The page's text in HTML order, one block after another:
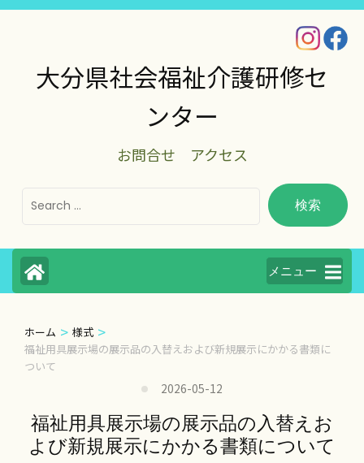
コ
(Enter
を
大分県社会福祉介護研修セ
ンター
お問合せ アクセス
メニュー
ホーム > 様式 >
福祉用具展示場の展示品の入替えおよび新規展示にかかる書類に
ついて
2026-05-12
福祉用具展示場の展示品の入替えお
よび新規展示にかかる書類について